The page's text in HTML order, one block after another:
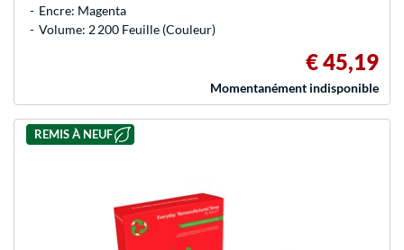
Encre: Magenta
Volume: 2 200 Feuille (Couleur)
€ 45,19
Momentanément indisponible
REMIS À NEUF